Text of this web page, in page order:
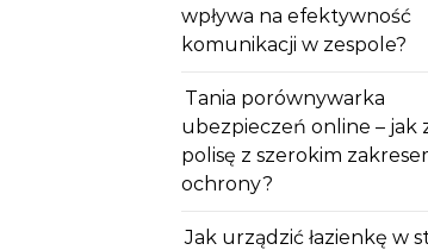
wpływa na efektywność
komunikacji w zespole?
Tania porównywarka
ubezpieczeń online – jak
polisę z szerokim
ochrony?
Jak urządzić łazienkę w